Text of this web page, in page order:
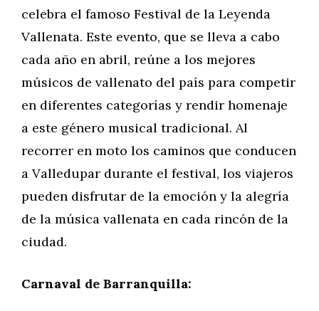
celebra el famoso Festival de la Leyenda
Vallenata. Este evento, que se lleva a cabo
cada año en abril, reúne a los mejores
músicos de vallenato del país para competir
en diferentes categorías y rendir homenaje
a este género musical tradicional. Al
recorrer en moto los caminos que conducen
a Valledupar durante el festival, los viajeros
pueden disfrutar de la emoción y la alegría
de la música vallenata en cada rincón de la
ciudad.
Carnaval de Barranquilla: